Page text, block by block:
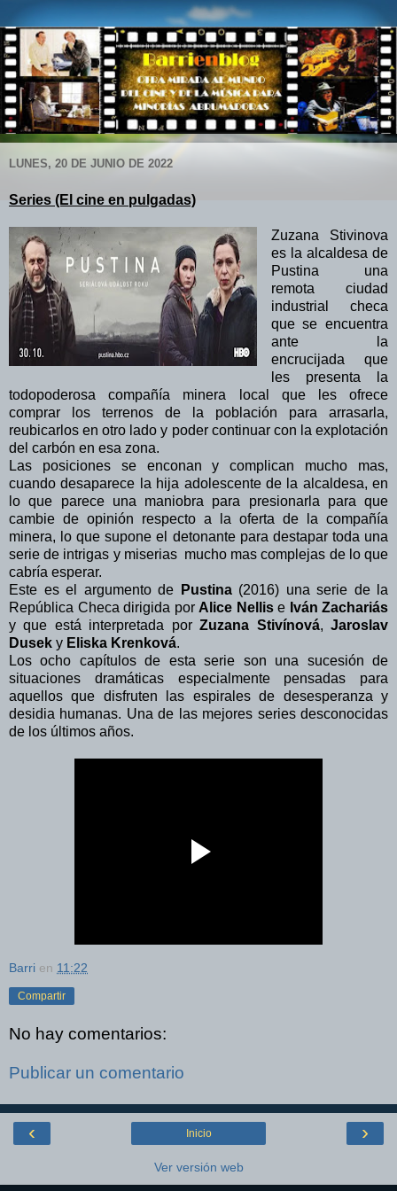
LUNES, 20 DE JUNIO DE 2022
Series (El cine en pulgadas)
Zuzana Stivinova
es la alcaldesa de
Pustina una
remota ciudad
industrial checa
que se encuentra
ante la
encrucijada que
les presenta la
todopoderosa compañía minera local que les ofrece
comprar los terrenos de la población para arrasarla,
reubicarlos en otro lado y poder continuar con la explotación
del carbón en esa zona.
Las posiciones se enconan y complican mucho mas,
cuando desaparece la hija adolescente de la alcaldesa, en
lo que parece una maniobra para presionarla para que
cambie de opinión respecto a la oferta de la compañía
minera, lo que supone el detonante para destapar toda una
serie de intrigas y miserias mucho mas complejas de lo que
cabría esperar.
Este es el argumento de
Pustina(2016) una serie de la
República Checa dirigida por Alice Nellise Iván Zachariás
y que está interpretada porZuzana Stivínová,Jaroslav
Dusek y Eliska Krenková.
Los ocho capítulos de esta serie son una sucesión de
situaciones dramáticas especialmente pensadas para
aquellos que disfruten las espirales de desesperanza y
desidia humanas. Una de las mejores series desconocidas
de los últimos años.
Barri en 11:22
Compartir
No hay comentarios:
Publicar un comentario
‹ ›
Inicio
Ver versión web